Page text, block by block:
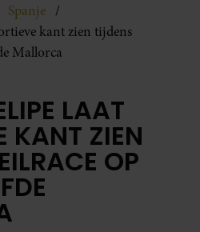
Spanje
kant zien tijdens
Mallorca
LAAT
KANT ZIEN
OP